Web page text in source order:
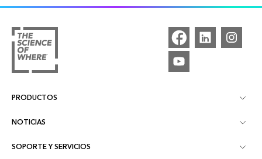
PRODUCTOS
ArcGIS Pro
ArcGIS Online
NOTICIAS
Blog
SOPORTE Y SERVICIOS